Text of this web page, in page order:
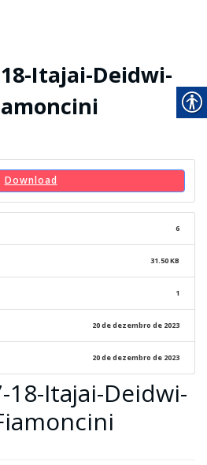
Itajai-Deidwi-
Download
6
31.50 KB
1
20 de dezembro de 2023
20 de dezembro de 2023
18-Itajai-Deidwi-